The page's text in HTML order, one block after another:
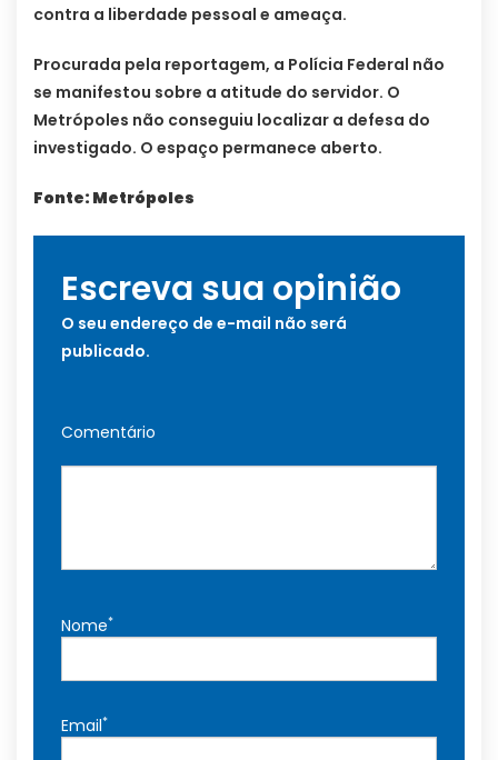
contra a liberdade pessoal e ameaça.
Procurada pela reportagem, a Polícia Federal não
se manifestou sobre a atitude do servidor. O
Metrópoles não conseguiu localizar a defesa do
investigado. O espaço permanece aberto.
Fonte: Metrópoles
Escreva sua opinião
O seu endereço de e-mail não será
publicado.
Comentário
Nome*
Email*